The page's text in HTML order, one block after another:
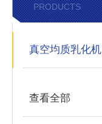
PRODUCTS
真空均质乳化机
查看全部